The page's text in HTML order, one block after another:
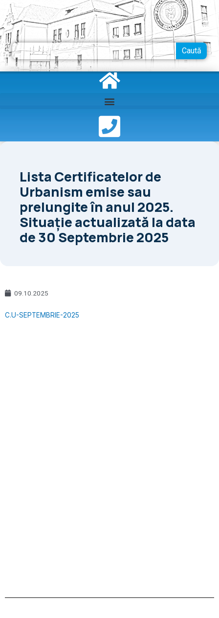
Skip
content
Search
Caută
Lista Certificatelor de
Urbanism emise sau
prelungite în anul 2025.
Situație actualizată la data
de 30 Septembrie 2025
09.10.2025
C.U-SEPTEMBRIE-2025